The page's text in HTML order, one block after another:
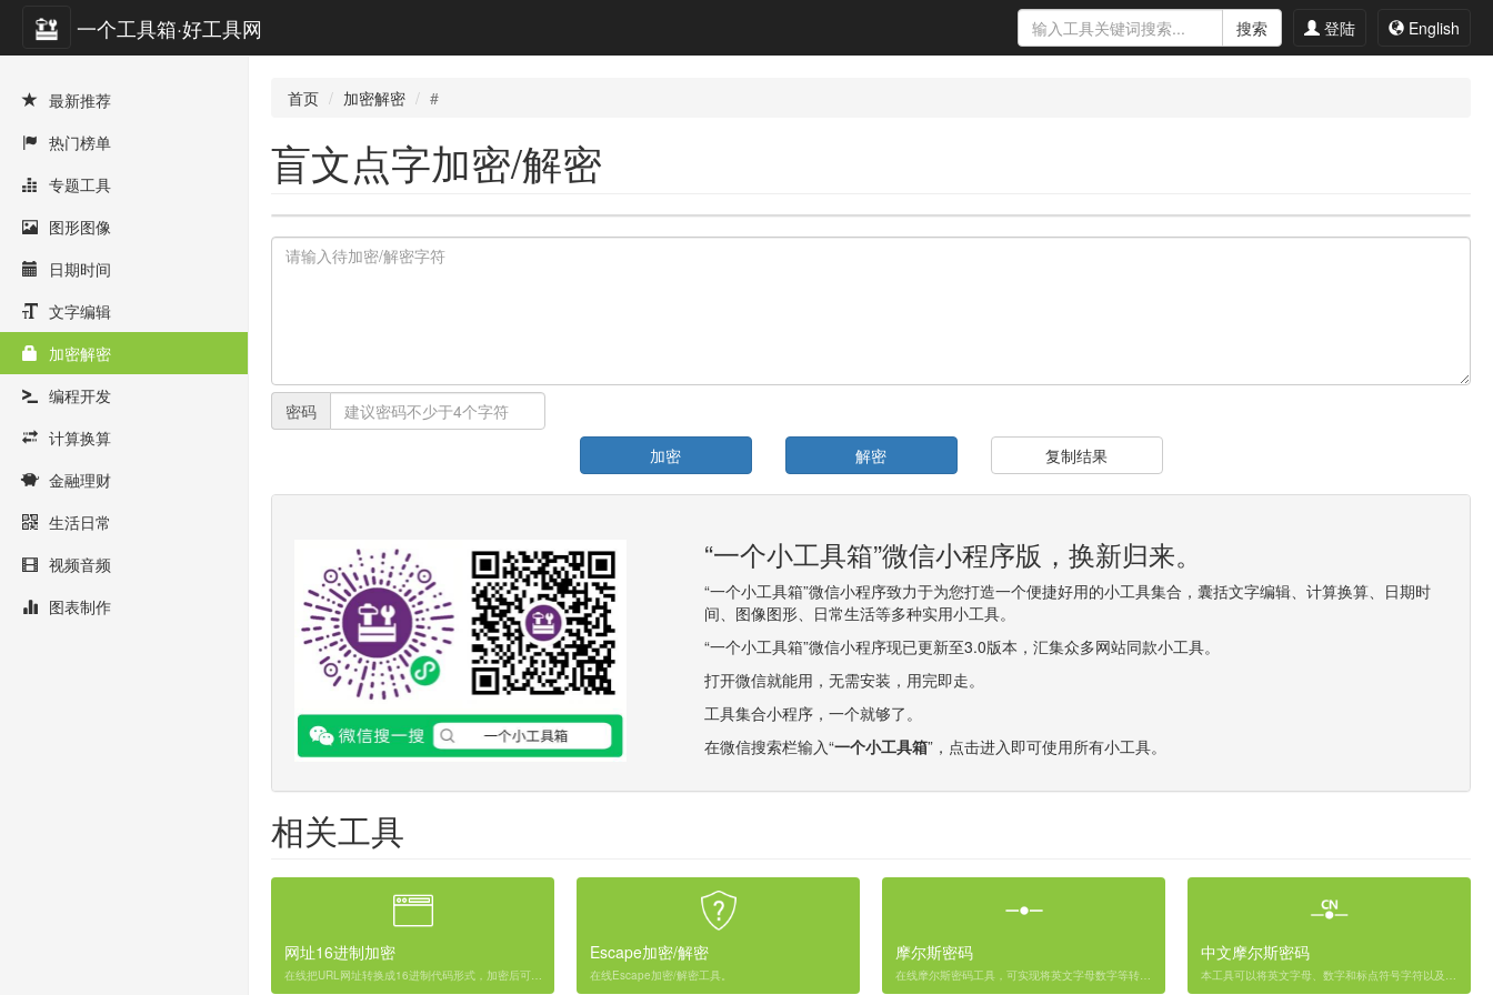
一个工具箱·好工具网 搜索 登陆 English
最新推荐
热门榜单
专题工具
图形图像
日期时间
文字编辑
加密解密
编程开发
计算换算
金融理财
生活日常
视频音频
图表制作
首页 加密解密 #
盲文点字加密/解密
密码
加密
解密 复制结果
“一个小工具箱”微信小程序版，换新归来。
“一个小工具箱”微信小程序致力于为您打造一个便捷好用的小工具集合，囊括文字编辑、计算换算、日期时
间、图像图形、日常生活等多种实用小工具。
“一个小工具箱”微信小程序现已更新至3.0版本，汇集众多网站同款小工具。
打开微信就能用，无需安装，用完即走。
工具集合小程序，一个就够了。
在微信搜索栏输入“一个小工具箱”，点击进入即可使用所有小工具。
相关工具
网址16进制加密
在线把URL网址转换成16进制代码形式，加密后可直接复制到地址栏访问。
Escape加密/解密
在线Escape加密/解密工具。
摩尔斯密码
在线摩尔斯密码工具，可实现将英文字母数字等转换成摩尔斯密码以及将摩尔斯密码转换成英文与数字的功能。
中文摩尔斯密码
本工具可以将英文字母、数字和标点符号字符以及支持UNICODE字符包含中文中文汉字等字符加密转换成摩尔斯电码，同时可以将摩尔斯密码解密转换成可识别字符。